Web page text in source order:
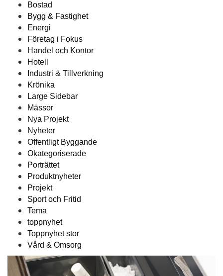
Bostad
Bygg & Fastighet
Energi
Företag i Fokus
Handel och Kontor
Hotell
Industri & Tillverkning
Krönika
Large Sidebar
Mässor
Nya Projekt
Nyheter
Offentligt Byggande
Okategoriserade
Porträttet
Produktnyheter
Projekt
Sport och Fritid
Tema
toppnyhet
Toppnyhet stor
Vård & Omsorg